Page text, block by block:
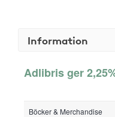
Information
Adlibris ger
Böcker & Merchandise